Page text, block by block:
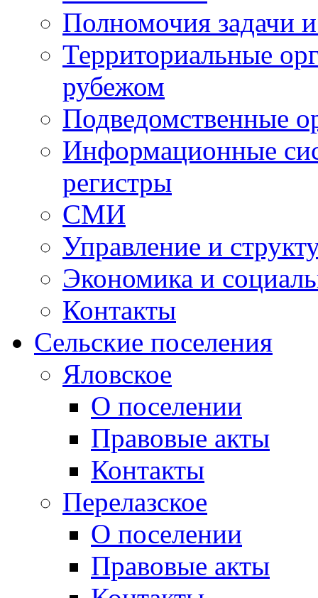
Полномочия задачи
Территориальные
рубежом
Подведомственные
Информационные
регистры
СМИ
Управление и
Экономика и
Контакты
Сельские поселения
Яловское
О поселении
Правовые акты
Контакты
Перелазское
О поселении
Правовые акты